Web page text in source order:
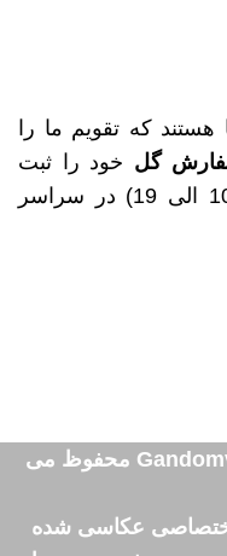
که تقویم ما را
گل خود را ثبت
کنید و در بازه‌های تعیین شده (10 الی 19) در سراسر
تمامی حقوق برای وب سایت Gandomvip محفوظ می
عکاسی شده